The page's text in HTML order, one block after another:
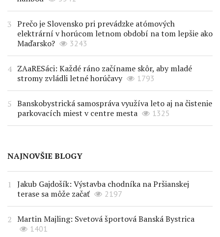
Prečo je Slovensko pri prevádzke atómových
elektrární v horúcom letnom období na tom lepšie ako
Maďarsko?
3243
ZAaRESáci: Každé ráno začíname skôr, aby mladé
stromy zvládli letné horúčavy
1793
Banskobystrická samospráva využíva leto aj na čistenie
parkovacích miest v centre mesta
1325
NAJNOVŠIE BLOGY
Jakub Gajdošík: Výstavba chodníka na Pršianskej
terase sa môže začať
2197
Martin Majling: Svetová športová Banská Bystrica
1401